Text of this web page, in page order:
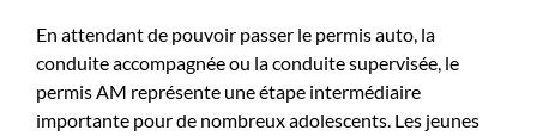
En attendant de pouvoir passer le permis auto, la
conduite accompagnée ou la conduite supervisée, le
permis AM représente une étape intermédiaire
importante pour de nombreux adolescents. Les jeunes